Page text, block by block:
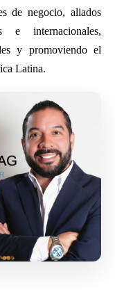
de negocio, aliados
e internacionales,
y promoviendo el
Latina.